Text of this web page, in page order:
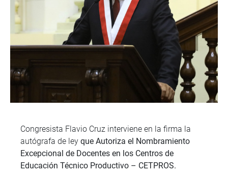
Congresista Flavio Cruz interviene en la firma la
autógrafa de ley que Autoriza el Nombramiento
Excepcional de Docentes en los Centros de
Educación Técnico Productivo – CETPROS.